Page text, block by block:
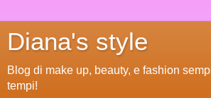
Diana's style
Blog di make up, beauty, e fashion
tempi!